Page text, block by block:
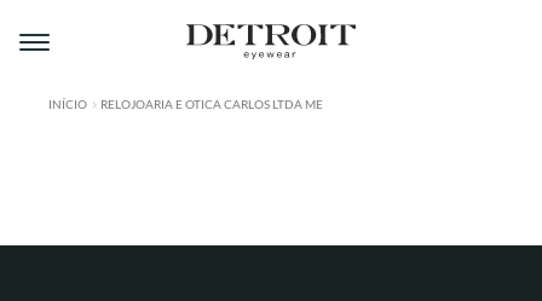
Pular
para
Pular
para
A MONTMARTRE
INÍCIO RELOJOARIA E OTICA CARLOS LTDA ME